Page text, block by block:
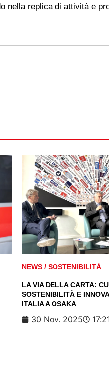
nella replica di attività e
NEWS / SOSTENIBILITÀ
LA VIA DELLA CARTA:
SOSTENIBILITÀ E
ITALIA A OSAKA
30 Nov. 2025 17:21